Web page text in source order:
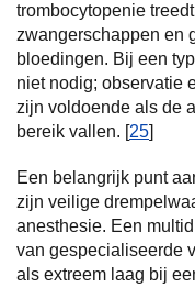
trombocytopenie
zwangerschappen en
bloedingen. Bij een
niet nodig; observatie
zijn voldoende als de
bereik vallen. [25]
Een belangrijk punt
zijn veilige
anesthesie. Een
van gespecialiseerde
als extreem laag bij